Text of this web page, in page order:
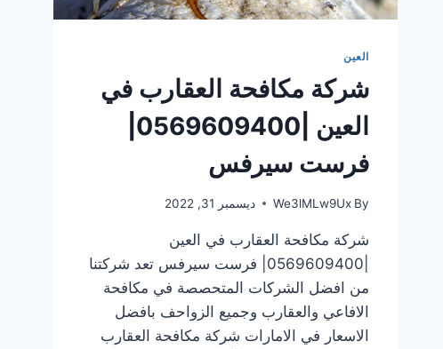
العين
شركة مكافحة العقارب في
فرست سيرفس
By
We3lMLw9Ux ديسمبر 31, 2022
شركة مكافحة العقارب في العين
|0569609400| فرست سيرفس تعد شركتنا
من افضل الشركات المتحصصة في مكافحة
الافاعي والعقارب وجميع الزواحف بافضل
الاسعار في الامارات شركة مكافحة العقارب